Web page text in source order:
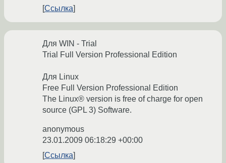
Ссылка
Для WIN - Trial
Trial Full Version Professional Edition
Для Linux
Free Full Version Professional Edition
The Linux® version is free of charge for open
source (GPL 3) Software.
anonymous
23.01.2009 06:18:29 +00:00
Ссылка